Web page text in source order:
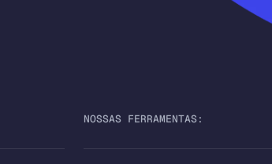
NOSSAS FERRAMENTAS: